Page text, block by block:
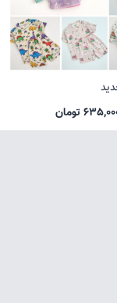
تومان